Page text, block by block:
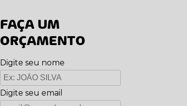
FAÇA UM
ORÇAMENTO
Digite seu nome
Digite seu email